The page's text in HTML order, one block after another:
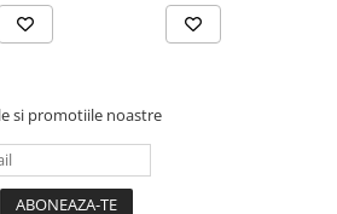
si promotiile noastre